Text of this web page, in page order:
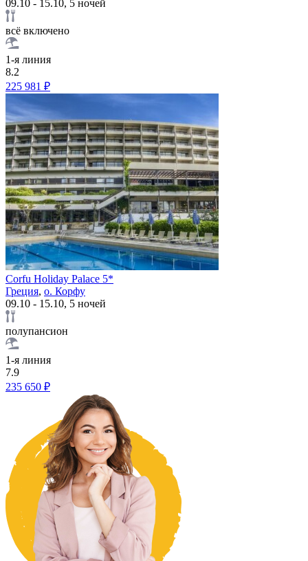
09.10 - 15.10, 5 ночей
всё включено
1-я линия
8.2
225 981 ₽
Corfu Holiday Palace 5*
Греция, о. Корфу
09.10 - 15.10, 5 ночей
полупансион
1-я линия
7.9
235 650 ₽